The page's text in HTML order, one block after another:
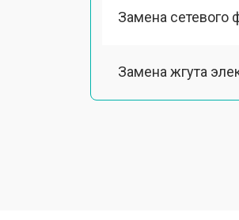
Замена сетевого
Замена жгута